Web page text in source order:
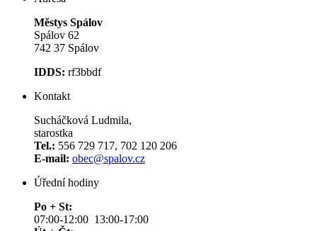
Městys Spálov
Spálov 62
742 37 Spálov
IDDS: rf3bbdf
Kontakt
Sucháčková Ludmila,
starostka
Tel.: 556 729 717, 702 120 206
E-mail: obec@spalov.cz
Úřední hodiny
Po + St:
07:00-12:00 13:00-17:00